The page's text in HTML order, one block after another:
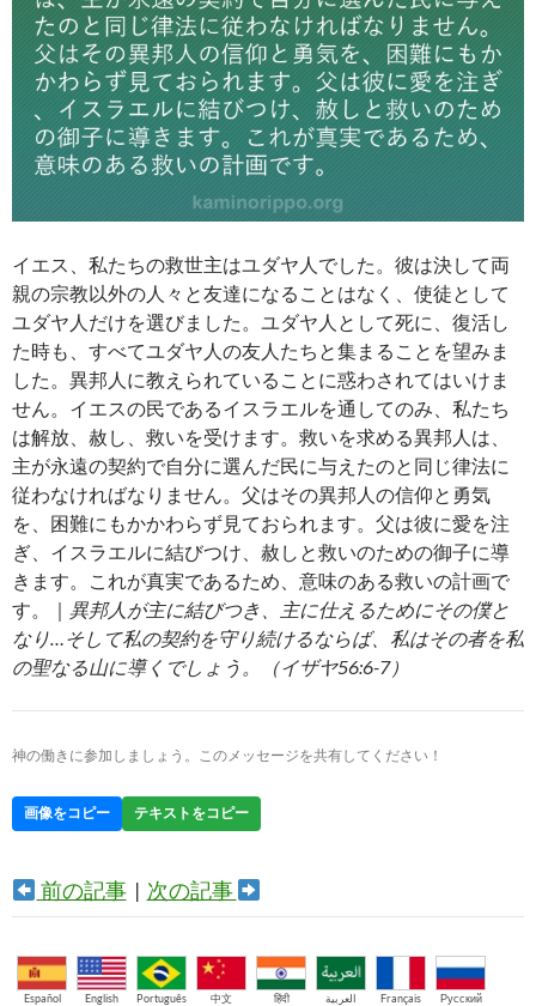
イエス、私たちの救世主はユダヤ人でした。彼は決して両
親の宗教以外の人々と友達になることはなく、使徒として
ユダヤ人だけを選びました。ユダヤ人として死に、復活し
た時も、すべてユダヤ人の友人たちと集まることを望みま
した。異邦人に教えられていることに惑わされてはいけま
せん。イエスの民であるイスラエルを通してのみ、私たち
は解放、赦し、救いを受けます。救いを求める異邦人は、
主が永遠の契約で自分に選んだ民に与えたのと同じ律法に
従わなければなりません。父はその異邦人の信仰と勇気
を、困難にもかかわらず見ておられます。父は彼に愛を注
ぎ、イスラエルに結びつけ、赦しと救いのための御子に導
きます。これが真実であるため、意味のある救いの計画で
す。｜ 異邦人が主に結びつき、主に仕えるためにその僕と
なり…そして私の契約を守り続けるならば、私はその者を私
の聖なる山に導くでしょう。（イザヤ56:6-7）
神の働きに参加しましょう。このメッセージを共有してください！
画像をコピー テキストをコピー
前の記事| 次の記事
Español English Português 中文 हिंदी العربية Français Русский